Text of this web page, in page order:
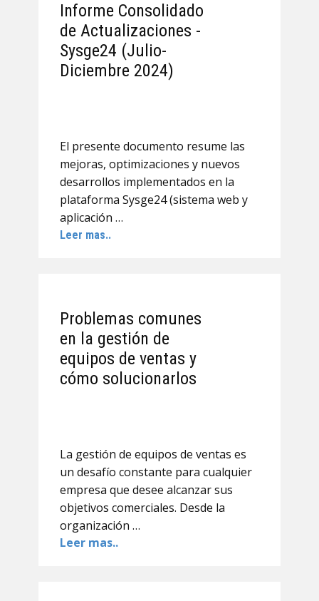
Informe Consolidado
de Actualizaciones -
Sysge24 (Julio-
Diciembre 2024)
El presente documento resume las
mejoras, optimizaciones y nuevos
desarrollos implementados en la
plataforma Sysge24 (sistema web y
aplicación …
Leer mas..
Problemas comunes
en la gestión de
equipos de ventas y
cómo solucionarlos
La gestión de equipos de ventas es
un desafío constante para cualquier
empresa que desee alcanzar sus
objetivos comerciales. Desde la
organización …
Leer mas..